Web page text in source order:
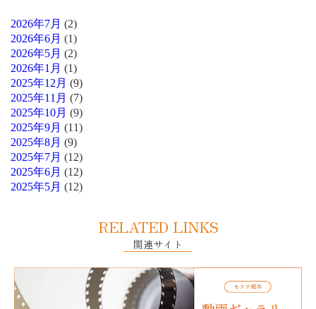
2026年7月 (2)
2026年6月 (1)
2026年5月 (2)
2026年1月 (1)
2025年12月 (9)
2025年11月 (7)
2025年10月 (9)
2025年9月 (11)
2025年8月 (9)
2025年7月 (12)
2025年6月 (12)
2025年5月 (12)
RELATED LINKS
関連サイト